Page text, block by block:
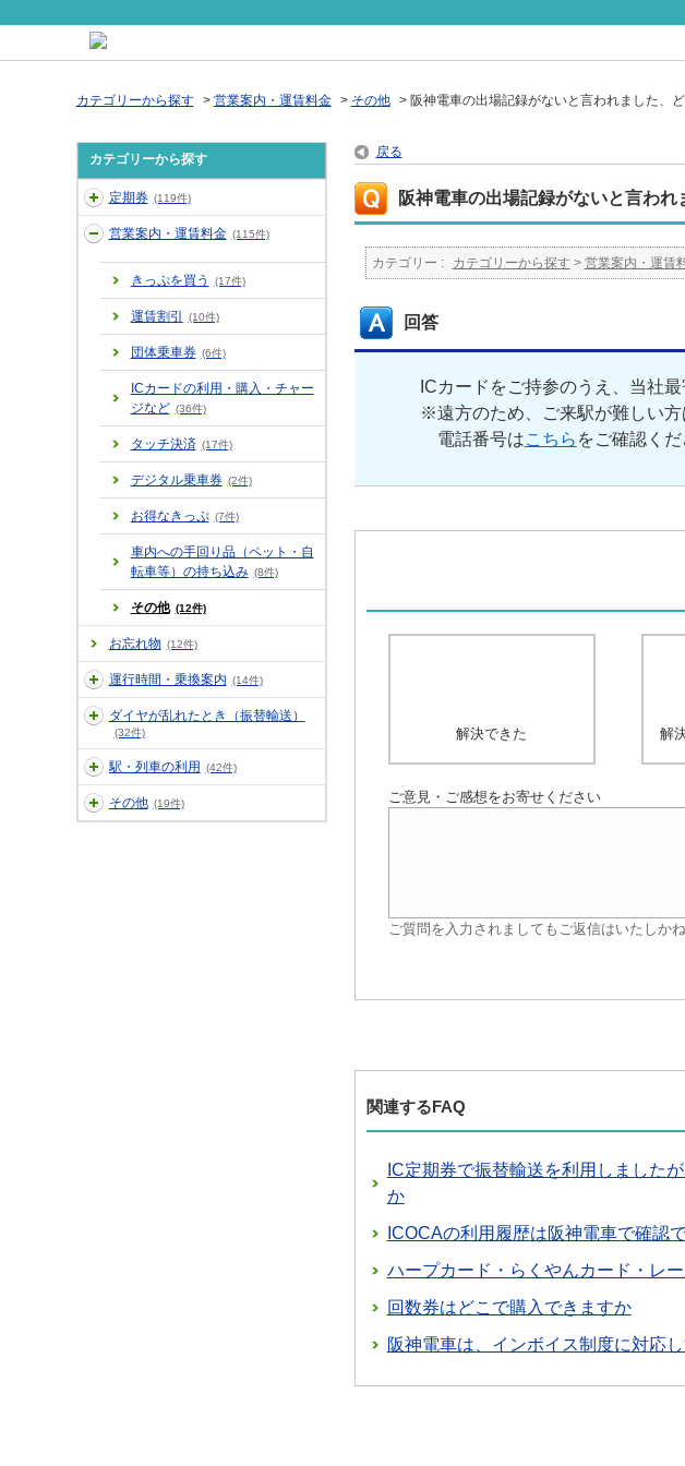
カテゴリーから探す > 営業案内・運賃料金 > その他 > 阪神電車の出場記録がないと言われました、
カテゴリーから探す
定期券 (119件)
営業案内・運賃料金 (115件)
きっぷを買う (17件)
運賃割引 (10件)
団体乗車券 (6件)
ICカードの利用・購入・チャー
ジなど (36件)
タッチ決済 (17件)
デジタル乗車券 (2件)
お得なきっぷ (7件)
車内への手回り品（ペット・自
転車等）の持ち込み (8件)
その他 (12件)
お忘れ物 (12件)
運行時間・乗換案内 (14件)
ダイヤが乱れたとき（振替輸送）
(32件)
駅・列車の利用 (42件)
その他 (19件)
戻る
阪神電車の出場記録がないと言わ
カテゴリー : カテゴリーから探す > 営業案内・運賃
回答
ICカードをご持参のうえ、当社
※遠方のため、ご来駅が難しい方
電話番号はこちら をご確認くだ
解決できた 解
ご意見・ご感想をお寄せください
ご質問を入力されましてもご返信はいたしか
関連するFAQ
IC定期券で振替輸送を利用しました
か
ICOCAの利用履歴は阪神電車で確認
ハープカード・らくやんカード・レ
回数券はどこで購入できますか
阪神電車は、インボイス制度に対応